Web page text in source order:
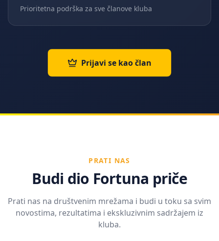
Prioritetna podrška za sve članove kluba
Prijavi se kao član
PRATI NAS
Budi dio Fortuna priče
Prati nas na društvenim mrežama i budi u toku sa svim
novostima, rezultatima i ekskluzivnim sadržajem iz
kluba.